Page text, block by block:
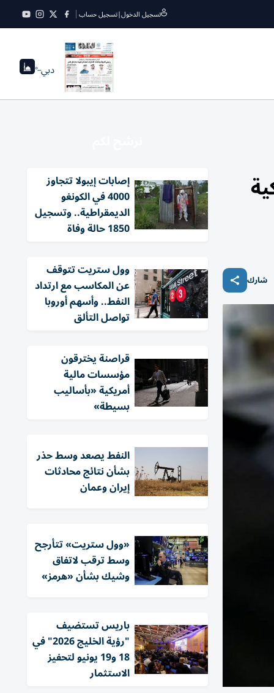
تسجيل الدخول|تسجيل حساب
دبي--°
شارك
إصابات إيبولا تتجاوز
4000 في الكونغو
الديمقراطية.. وتسجيل
1850 حالة وفاة
وول ستريت تتوقف
عن المكاسب مع ارتداد
النفط.. وأسهم أوروبا
تواصل التألق
قراصنة يخترقون
مؤسسات مالية
أمريكية «بأساليب
بسيطة»
النفط يصعد وسط حذر
بشأن نتائج محادثات
إيران وعمان
«وول ستريت» تتأرجح
وسط ترقب لاتفاق
وشيك بشأن «هرمز»
باريس تستضيف
"رؤية الخليج 2026" في
18 و19 يونيو لتحفيز
الاستثمار